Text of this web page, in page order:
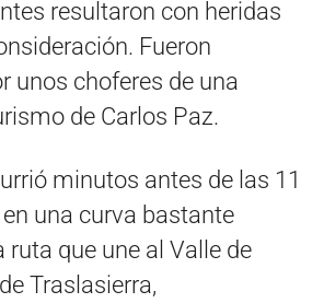
resultaron con heridas
Fueron
unos choferes de una
de Carlos Paz.
minutos antes de las 11
una curva bastante
ruta que une al Valle de
Traslasierra,